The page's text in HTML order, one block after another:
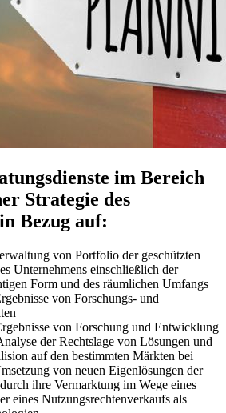
im Bereich
Strategie des
Bezug auf:
von Portfolio der geschützten
Unternehmens einschließlich der
Form und des räumlichen Umfangs
von Forschungs- und
von Forschung und Entwicklung
der Rechtslage von Lösungen und
auf den bestimmten Märkten bei
von neuen Eigenlösungen der
ihre Vermarktung im Wege eines
eines Nutzungsrechtenverkaufs als